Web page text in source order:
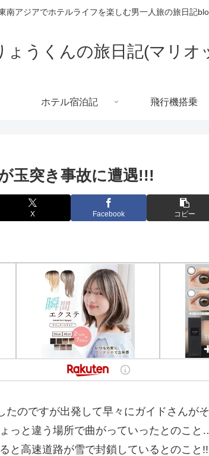
南アジアでホテルライフを楽しむ男一人旅の旅日記
ょうくんの旅日記(マリ
ホテル宿泊記 飛行機搭乗
玉突き事故に遭遇!!!
X Facebook コピー
たのですが出発して早々にガイドさんが
っと違う場所で曲がっていったとのこと
と高速道路が雪で封鎖しているとのこと!!